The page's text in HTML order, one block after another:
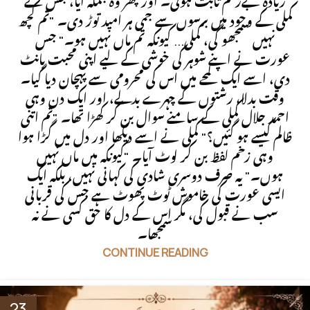
کملی کے وجود میں برسوں سے جمی ہر امید توڑ دی۔ "تم کچھ
نہیں سمجھو گی، کملی... کیونکہ تم ماں نہیں ہو۔" جس
عورت نے اپنے شوہر کی خوشی کے لیے اپنی محبت بانٹ
دی، اسے ایک لمحے میں اس کی محرومی سے پہچان دیا گیا۔
وقت بدلا، رشتوں کے چہرے بدلے، اور ایک دن وہی
احمد جلال کملی کے سامنے سوال بن کر کھڑا تھا۔ "تم اتنی
ظالم کیسے ہو گئیں؟" کملی نے اسے دیکھا اور دل میں گڑا ہوا
وہی زخم لفظ بن کر لوٹ آیا۔ "کیونکہ میں ماں نہیں
ہوں۔" یہ صرف دوسری شادی کی کہانی نہیں، بلکہ ایک
ایسی عورت کی خاموش ٹوٹ پھوٹ ہے جس کی قربانی
سب نے قبول کی، مگر اس کے دل کا حق کسی نے نہ
سمجھا۔
CONTINUE READING